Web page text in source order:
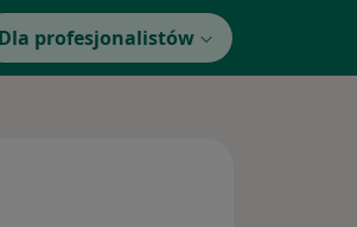
Dla profesjonalistów